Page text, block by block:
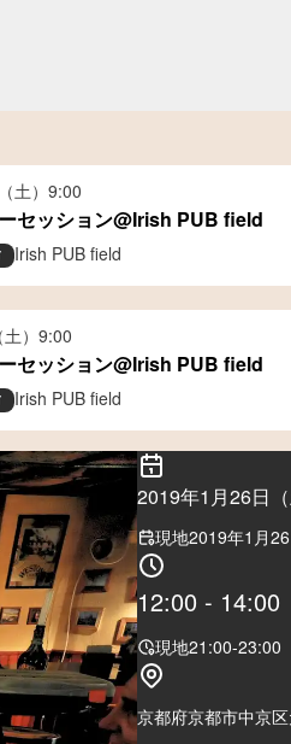
土） 9:00
セッション@Irish PUB field
Irish PUB field
） 9:00
セッション@Irish PUB field
Irish PUB field
2019年1月26日（
現地2019年1月26
12:00 - 14:00
現地21:00-23:00
京都府京都市中京